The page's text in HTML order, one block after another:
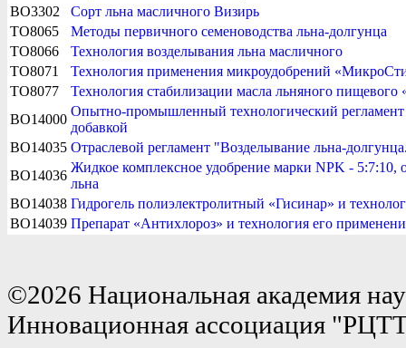
BO3302
Сорт льна масличного Визирь
TO8065
Методы первичного семеноводства льна-долгунца
TO8066
Технология возделывания льна масличного
TO8071
Технология применения микроудобрений
TO8077
Технология стабилизации масла льняного пищевого
BO14000
Опытно-промышленный технологический регламент
добавкой
BO14035 Отраслевой регламент "Возделывание льна-
BO14036
Жидкое комплексное удобрение марки NPK - 5:7:10,
льна
BO14038 Гидрогель полиэлектролитный «Гисинар» и
BO14039 Препарат «Антихлороз» и технология его
©2026 Национальная академия
Инновационная ассоциация